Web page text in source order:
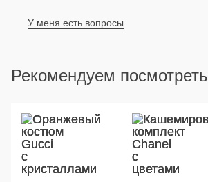
У меня есть вопросы
Рекомендуем посмотреть